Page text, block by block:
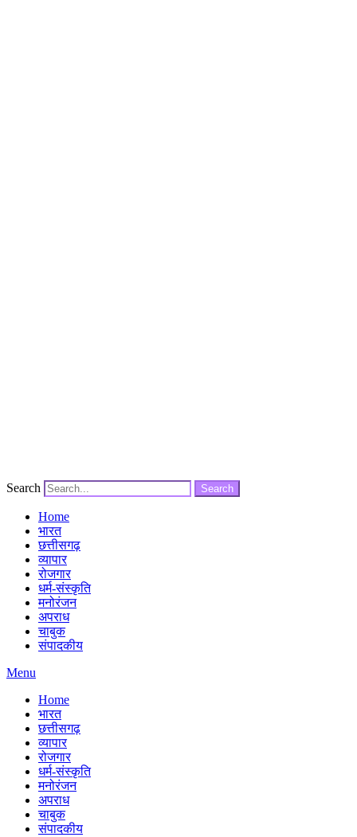
Search Search
Home
भारत
छत्तीसगढ़
व्यापार
रोजगार
धर्म-संस्कृति
मनोरंजन
अपराध
चाबुक
संपादकीय
Menu
Home
भारत
छत्तीसगढ़
व्यापार
रोजगार
धर्म-संस्कृति
मनोरंजन
अपराध
चाबुक
संपादकीय